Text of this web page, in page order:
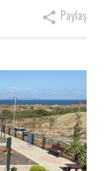
Paylaş